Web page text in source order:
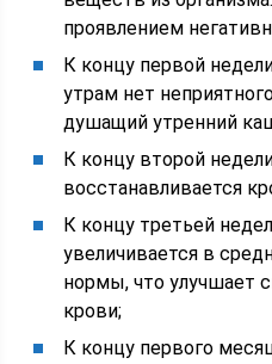
проявлением
К концу первой
утрам нет
душащий утренний
К концу второй
восстанавливается
К концу третьей
увеличивается в
нормы, что улучшает
крови;
К концу первого